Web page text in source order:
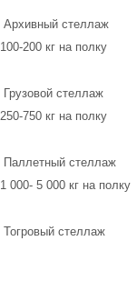
Архивный стеллаж
100-200 кг на полку
Грузовой стеллаж
250-750 кг на полку
Паллетный стеллаж
1 000- 5 000 кг на полку
Тогровый стеллаж